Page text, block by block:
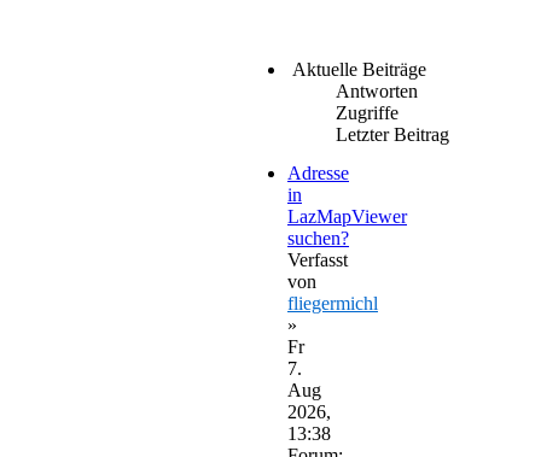
Aktuelle Beiträge
Antworten
Zugriffe
Letzter Beitrag
Adresse
in
LazMapViewer
suchen?
Verfasst
von
fliegermichl
»
Fr
7.
Aug
2026,
13:38